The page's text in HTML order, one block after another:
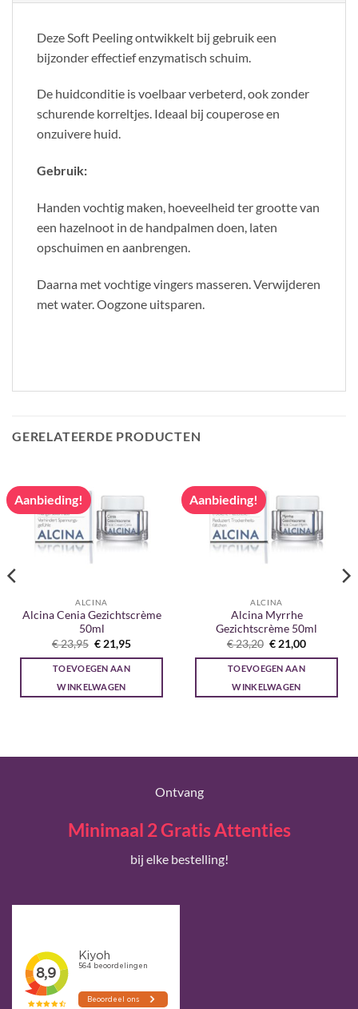
Deze Soft Peeling ontwikkelt bij gebruik een
bijzonder effectief enzymatisch schuim.
De huidconditie is voelbaar verbeterd, ook zonder
schurende korreltjes. Ideaal bij couperose en
onzuivere huid.
Gebruik:
Handen vochtig maken, hoeveelheid ter grootte van
een hazelnoot in de handpalmen doen, laten
opschuimen en aanbrengen.
Daarna met vochtige vingers masseren. Verwijderen
met water. Oogzone uitsparen.
GERELATEERDE PRODUCTEN
Aanbieding!
ALCINA
Alcina Cenia Gezichtscrème
50ml
€23,95 Oorspronkelijke
prijs
was:
€ 23,95.
€ 21,95Huidige
is:
TOEVOEGEN AAN
WINKELWAGEN
Aanbieding!
ALCINA
Alcina Myrrhe
Gezichtscrème 50ml
€23,20 Oorspronkelijke
prijs
was:
€ 23,20.
€ 21,00Huidige
is:
TOEVOEGEN AAN
WINKELWAGEN
Ontvang
Minimaal 2 Gratis Attenties
bij elke bestelling!